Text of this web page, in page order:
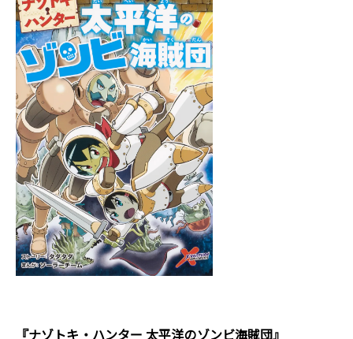
『ナゾトキ・ハンター 太平洋のゾンビ海賊団』